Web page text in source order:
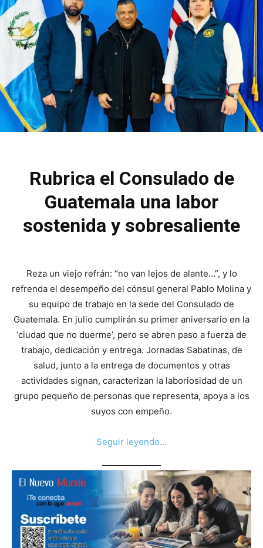
Rubrica el Consulado de
Guatemala una labor
sostenida y sobresaliente
Reza un viejo refrán: “no van lejos de alante…”, y lo
refrenda el desempeño del cónsul general Pablo Molina y
su equipo de trabajo en la sede del Consulado de
Guatemala. En julio cumplirán su primer aniversario en la
‘ciudad que no duerme’, pero se abren paso a fuerza de
trabajo, dedicación y entrega. Jornadas Sabatinas, de
salud, junto a la entrega de documentos y otras
actividades signan, caracterizan la laboriosidad de un
grupo pequeño de personas que representa, apoya a los
suyos con empeño.
Seguir leyendo…